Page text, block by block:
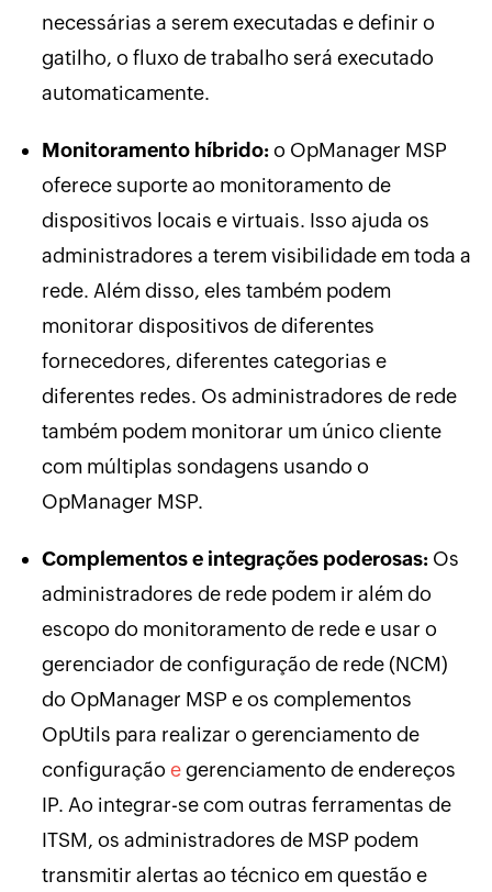
necessárias a serem executadas e definir o
gatilho, o fluxo de trabalho será executado
automaticamente.
Monitoramento híbrido:o OpManager MSP
oferece suporte ao monitoramento de
dispositivos locais e virtuais. Isso ajuda os
administradores a terem visibilidade em toda a
rede. Além disso, eles também podem
monitorar dispositivos de diferentes
fornecedores, diferentes categorias e
diferentes redes. Os administradores de rede
também podem monitorar um único cliente
com múltiplas sondagens usando o
OpManager MSP.
Complementos e integrações poderosas:Os
administradores de rede podem ir além do
escopo do monitoramento de rede e usar o
gerenciador de configuração de rede (NCM)
do OpManager MSP e os complementos
OpUtils para realizar o gerenciamento de
configuração egerenciamento de endereços
IP. Ao integrar-se com outras ferramentas de
ITSM, os administradores de MSP podem
transmitir alertas ao técnico em questão e